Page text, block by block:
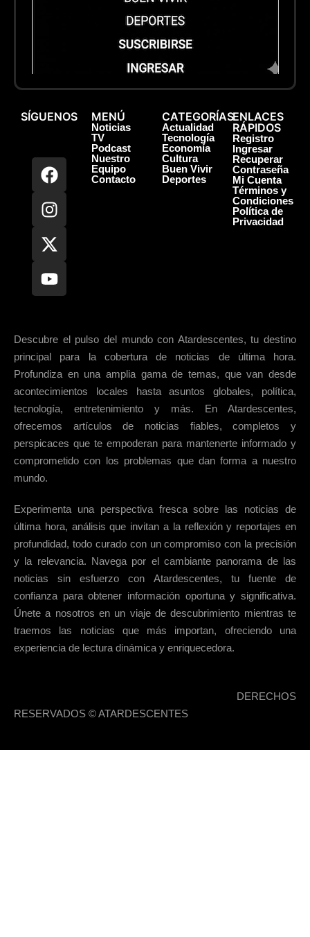
SÍGUENOS MENÚ
Noticias
TV
Podcast
Nuestro
Equipo
Contacto
CATEGORÍAS
Actualidad
Tecnología
Economía
Cultura
Buen Vivir
Deportes
ENLACES
RÁPIDOS
Registro
Ingresar
Recuperar
Contraseña
Mi Cuenta
Términos y
Condiciones
Política de
Privacidad
Descubre el pulso del mundo con Atardescentes, tu destino
principal para la cobertura de noticias de última hora.
Profundiza en una amplia gama de temas, que van desde
acontecimientos locales hasta asuntos globales, política,
tecnología, entretenimiento y más. En Atardescentes,
ofrecemos artículos de noticias fiables, completos y
perspicaces que te empoderan para mantenerte informado y
comprometido con los problemas que dan forma a nuestro
mundo.
Experimenta una perspectiva fresca sobre las noticias de
última hora, análisis que invitan a la reflexión y reportajes en
profundidad, todo curado con un compromiso con la precisión
y la relevancia. Navega por el cambiante panorama de las
noticias sin esfuerzo con Atardescentes, tu fuente de
confianza para obtener información oportuna y significativa.
Únete a nosotros en un viaje de descubrimiento mientras te
traemos las noticias que más importan, ofreciendo una
experiencia de lectura dinámica y enriquecedora.
DERECHOS
RESERVADOS © ATARDESCENTES